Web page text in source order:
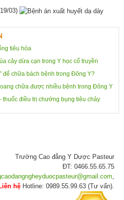
03)
tiêu hóa
cây dừa cạn trong Y học cổ truyền
để chữa bách bệnh trong Đông Y?
chữa được nhiều bệnh trong Đông Y
thuốc điều trị chướng bụng tiêu chảy
Trường Cao đẳng Y Dược Pasteur
ĐT: 0466.55.65.75
hệ Hotline: 0989.55.99.63 (Tư vấn).